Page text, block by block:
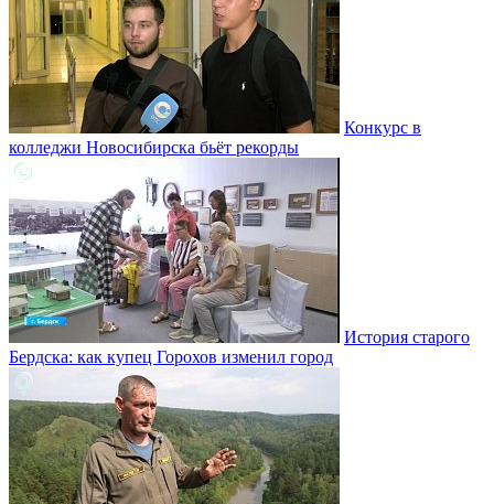
Конкурс в
колледжи Новосибирска бьёт рекорды
История старого
Бердска: как купец Горохов изменил город